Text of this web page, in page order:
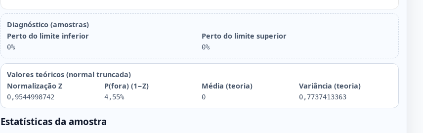
Diagnóstico (amostras)
Perto do limite inferior
0%
Perto do limite superior
0%
Valores teóricos (normal truncada)
Normalização Z
0,9544998742
P(fora) (1−Z)
4,55%
Média (teoria)
0
Variância (teoria)
0,7737413363
Estatísticas da amostra